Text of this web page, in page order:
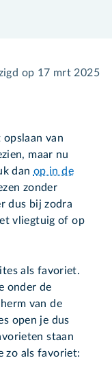
op 17 mrt 2025
van
maar nu
dan op in de
zonder
dus bij zodra
vliegtuig of op
als favoriet.
onder de
van de
open je dus
staan
zo als favoriet: